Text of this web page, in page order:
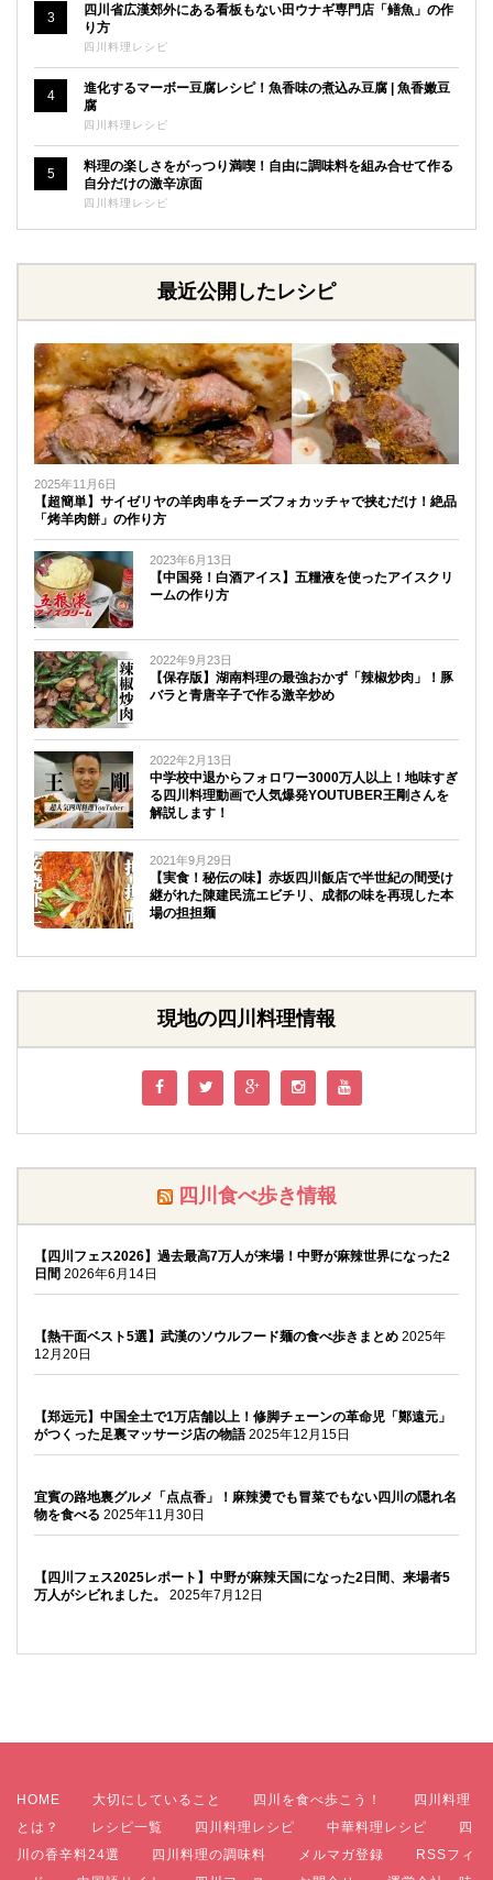
3
四川省広漢郊外にある看板もない田ウナギ専門店「鳝魚」の作
り方
四川料理レシピ
4
進化するマーボー豆腐レシピ！魚香味の煮込み豆腐 | 魚香嫩豆
腐
四川料理レシピ
5
料理の楽しさをがっつり満喫！自由に調味料を組み合せて作る
自分だけの激辛凉面
四川料理レシピ
最近公開したレシピ
2025年11月6日
【超簡単】サイゼリヤの羊肉串をチーズフォカッチャで挟むだけ！絶品
「烤羊肉餅」の作り方
2023年6月13日
【中国発！白酒アイス】五糧液を使ったアイスクリ
ームの作り方
2022年9月23日
【保存版】湖南料理の最強おかず「辣椒炒肉」！豚
バラと青唐辛子で作る激辛炒め
2022年2月13日
中学校中退からフォロワー3000万人以上！地味すぎ
る四川料理動画で人気爆発YOUTUBER王剛さんを
解説します！
2021年9月29日
【実食！秘伝の味】赤坂四川飯店で半世紀の間受け
継がれた陳建民流エビチリ、成都の味を再現した本
場の担担麺
現地の四川料理情報
四川食べ歩き情報
【四川フェス2026】過去最高7万人が来場！中野が麻辣世界になった2
日間 2026年6月14日
【熱干面ベスト5選】武漢のソウルフード麺の食べ歩きまとめ 2025年
12月20日
【郑远元】中国全土で1万店舗以上！修脚チェーンの革命児「鄭遠元」
がつくった足裏マッサージ店の物語 2025年12月15日
宜賓の路地裏グルメ「点点香」！麻辣燙でも冒菜でもない四川の隠れ名
物を食べる 2025年11月30日
【四川フェス2025レポート】中野が麻辣天国になった2日間、来場者5
万人がシビれました。
2025年7月12日
HOME 大切にしていること 四川を食べ歩こう！
四川料理
とは？
レシピ一覧 四川料理レシピ 中華料理レシピ
四
川の香辛料24選
四川料理の調味料 メルマガ登録
RSSフィ